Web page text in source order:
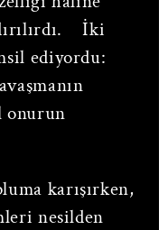
İki
ediyordu:
onurun
karışırken,
nesilden